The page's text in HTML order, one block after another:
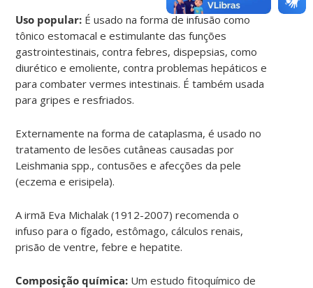
Uso popular: É usado na forma de infusão como
tônico estomacal e estimulante das funções
gastrointestinais, contra febres, dispepsias, como
diurético e emoliente, contra problemas hepáticos e
para combater vermes intestinais. É também usada
para gripes e resfriados.
Externamente na forma de cataplasma, é usado no
tratamento de lesões cutâneas causadas por
Leishmania spp., contusões e afecções da pele
(eczema e erisipela).
A irmã Eva Michalak (1912-2007) recomenda o
infuso para o fígado, estômago, cálculos renais,
prisão de ventre, febre e hepatite.
Composição química: Um estudo fitoquímico de